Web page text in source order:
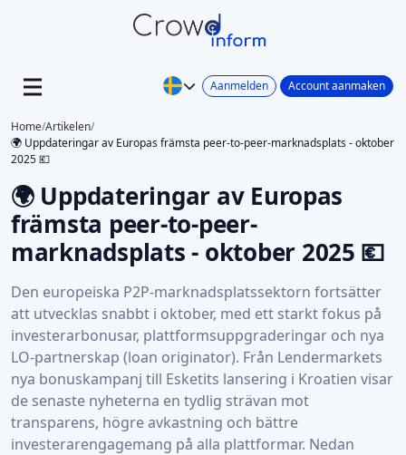
Aanmelden Account aanmaken
Home/Artikelen/
🌍 Uppdateringar av Europas främsta peer-to-peer-marknadsplats - oktober
2025 💶
🌍 Uppdateringar av Europas
främsta peer-to-peer-
marknadsplats - oktober 2025 💶
Den europeiska P2P-marknadsplatssektorn fortsätter
att utvecklas snabbt i oktober, med ett starkt fokus på
investerarbonusar, plattformsuppgraderingar och nya
LO-partnerskap (loan originator). Från Lendermarkets
nya bonuskampanj till Esketits lansering i Kroatien visar
de senaste nyheterna en tydlig strävan mot
transparens, högre avkastning och bättre
investerarengagemang på alla plattformar. Nedan